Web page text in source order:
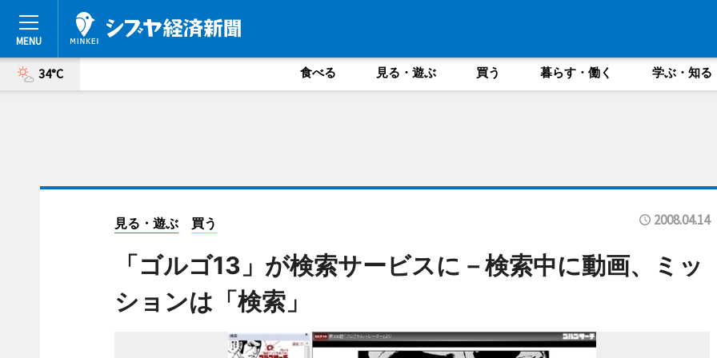
34°C 食べる 見る・遊ぶ 買う 暮らす・働く 学ぶ・知る
見る・遊ぶ 買う 2008.04.14
「ゴルゴ13」が検索サービスに－検索中に動画、ミッ
ションは「検索」